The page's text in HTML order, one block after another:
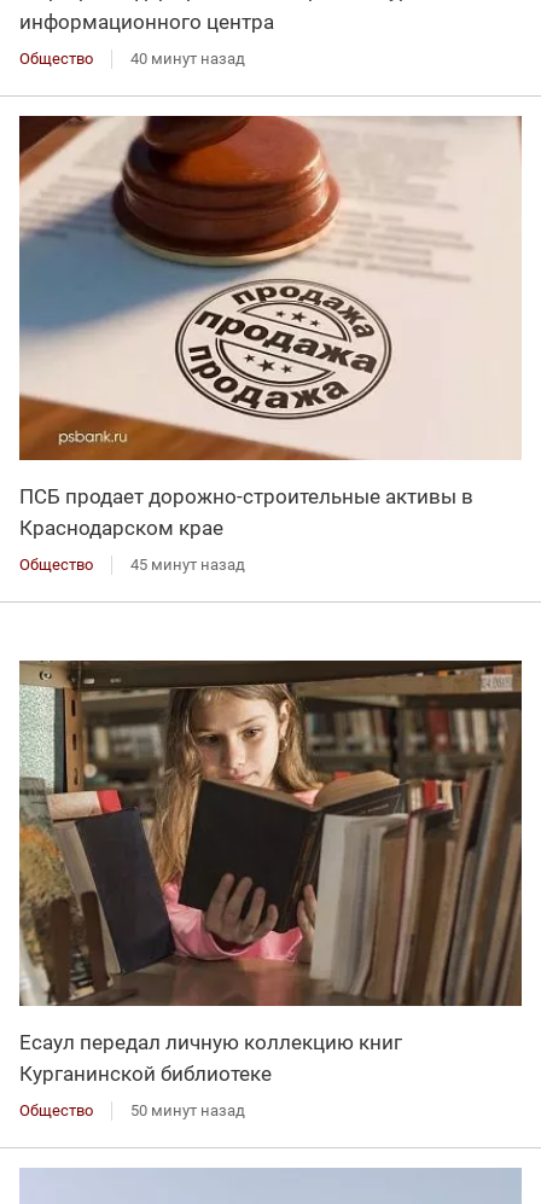
информационного центра
Общество 40 минут назад
ПСБ продает дорожно-строительные активы в
Краснодарском крае
Общество 45 минут назад
Есаул передал личную коллекцию книг
Курганинской библиотеке
Общество 50 минут назад